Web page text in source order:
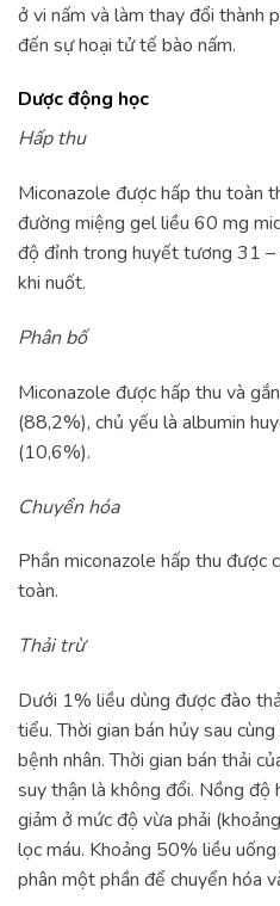
ở vi nấm và làm thay đổi thành
đến sự hoại tử tế bào nấm.
Dược động học
Hấp thu
Miconazole được hấp thu toàn
đường miệng gel liều 60 mg
độ đỉnh trong huyết tương 31
khi nuốt.
Phân bố
Miconazole được hấp thu và
(88,2%), chủ yếu là albumin
(10,6%).
Chuyển hóa
Phần miconazole hấp thu được
toàn.
Thải trừ
Dưới 1% liều dùng được đào
tiểu. Thời gian bán hủy sau
bệnh nhân. Thời gian bán thải
suy thận là không đổi. Nồng
giảm ở mức độ vừa phải
lọc máu. Khoảng 50% liều
phân một phần để chuyển hóa